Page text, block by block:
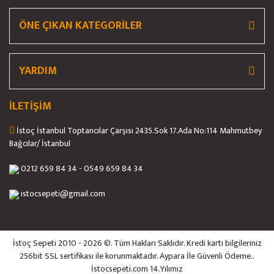
ÖNE ÇIKAN KATEGORİLER
YARDIM
İLETİŞİM
İstoç İstanbul Toptancılar Çarşısı 2435.Sok 17.Ada No:114 Mahmutbey
Bağcılar/ İstanbul
0212 659 84 34 - 0549 659 84 34
istocsepeti@gmail.com
İstoç Sepeti 2010 - 2026 ©. Tüm Hakları Saklıdır. Kredi kartı bilgileriniz
256bit SSL sertifikası ile korunmaktadır. Aypara İle Güvenli Ödeme..
İstocsepeti.com 14.Yılımız